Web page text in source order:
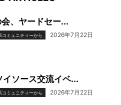
、ヤードセー...
コミュニティーから 2026年7月22日
イソース交流イベ...
コミュニティーから 2026年7月22日